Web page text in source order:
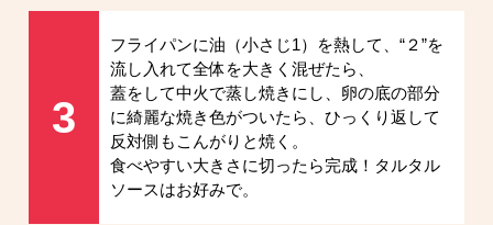
3
フライパンに油（小さじ1）を熱して、“２”を
流し入れて全体を大きく混ぜたら、
蓋をして中火で蒸し焼きにし、卵の底の部分
に綺麗な焼き色がついたら、ひっくり返して
反対側もこんがりと焼く。
食べやすい大きさに切ったら完成！タルタル
ソースはお好みで。